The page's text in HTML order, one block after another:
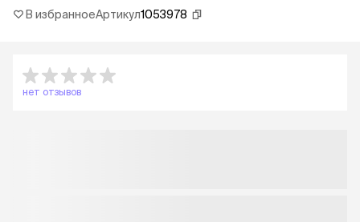
В избранноеАртикул1053978
нет отзывов